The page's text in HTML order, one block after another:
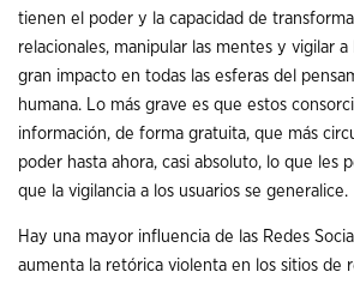
tienen el poder y la capacidad de
relacionales, manipular las mentes y vigilar a
gran impacto en todas las esferas del
humana. Lo más grave es que estos
información, de forma gratuita, que más
poder hasta ahora, casi absoluto, lo que les
que la vigilancia a los usuarios se generalice.
Hay una mayor influencia de las Redes
aumenta la retórica violenta en los sitios de